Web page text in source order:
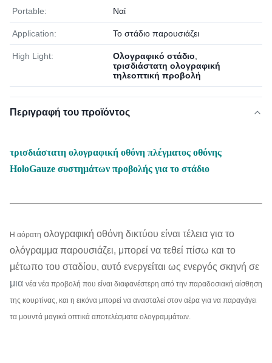
Portable: Ναί
Application: Το στάδιο παρουσιάζει
High Light: Ολογραφικό στάδιο
τρισδιάστατη ολογραφική
τηλεοπτική προβολή
Περιγραφή του προϊόντος
τρισδιάστατη ολογραφική οθόνη πλέγματος οθόνης
HoloGauze συστημάτων προβολής για το στάδιο
Η αόρατη ολογραφική οθόνη δικτύου είναι τέλεια για το
ολόγραμμα παρουσιάζει, μπορεί να τεθεί πίσω και το
μέτωπο του σταδίου, αυτό ενεργείται ως ενεργός σκηνή σε
μια νέα νέα προβολή που είναι διαφανέστερη από την παραδοσιακή αίσθηση
της κουρτίνας, και η εικόνα μπορεί να ανασταλεί στον αέρα για να παραγάγει
τα μουντά μαγικά οπτικά αποτελέσματα ολογραμμάτων.